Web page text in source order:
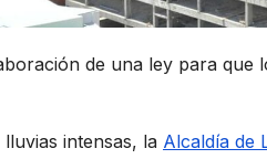
de una ley para que
intensas, la Alcaldía de